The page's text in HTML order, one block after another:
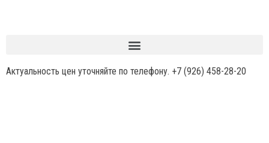
Актуальность цен уточняйте по телефону. +7 (926) 458-28-20